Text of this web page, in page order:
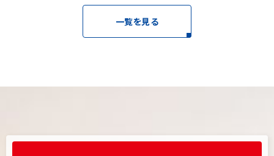
一覧を見る